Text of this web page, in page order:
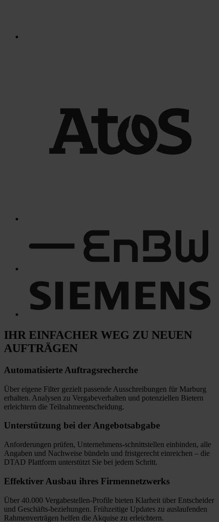
IHR EINFACHER WEG ZU NEUEN
AUFTRÄGEN
Automatisierte Auftragsrecherche
Über eigene Filter gezielt passende Ausschreibungen für Marburg
erhalten. Analysen zu Vergabeverhalten und potenziellen Bietern
erleichtern die Teilnahmeentscheidung.
Unterstützung bei der Angebotsabgabe
Anforderungen prüfen, Unternehmens-schnittstellen einbinden, alle
Angaben und Nachweise bündeln und fristgerecht einreichen – die
DTAD Plattform unterstützt Sie bei jedem Schritt.
Effektiver Ausbau ihres Firmennetzwerks
Über 40.000 Vergabestellen-Profile bieten Klarheit über Entscheider
und Geschäfts-beziehungen. Frühzeitige Updates zu auslaufenden
Rahmenverträgen helfen die Akquise zu erleichtern.